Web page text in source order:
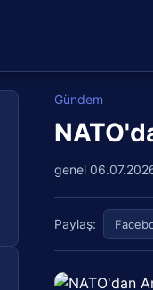
Gündem
genel
Paylaş: